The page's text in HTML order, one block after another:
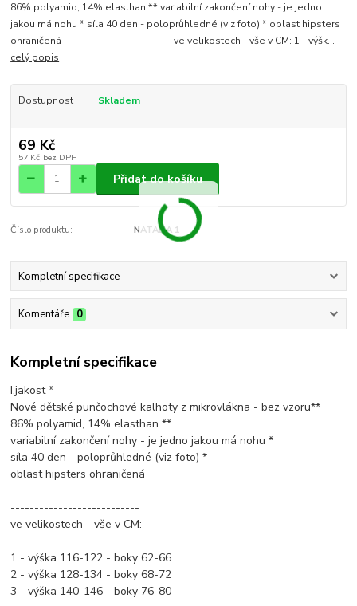
86% polyamid, 14% elasthan ** variabilní zakončení nohy - je jedno
jakou má nohu * síla 40 den - poloprůhledné (viz foto) * oblast hipsters
ohraničená --------------------------- ve velikostech - vše v CM: 1 - výšk...
celý popis
Dostupnost Skladem
69 Kč
57 Kč bez DPH
Přidat do košíku
Číslo produktu: NATALIA 1
Kompletní specifikace
Komentáře 0
Kompletní specifikace
I.jakost *
Nové dětské punčochové kalhoty z mikrovlákna - bez vzoru**
86% polyamid, 14% elasthan **
variabilní zakončení nohy - je jedno jakou má nohu *
síla 40 den - poloprůhledné (viz foto) *
oblast hipsters ohraničená
---------------------------
ve velikostech - vše v CM:
1 - výška 116-122 - boky 62-66
2 - výška 128-134 - boky 68-72
3 - výška 140-146 - boky 76-80